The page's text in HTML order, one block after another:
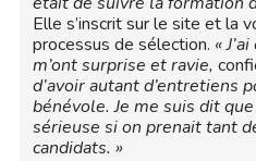
Elle s’inscrit sur le site et la
processus de sélection. «
m’ont surprise et ravie,
d’avoir autant d’entretiens
bénévole. Je me suis dit
sérieuse si on prenait tant
candidats. »